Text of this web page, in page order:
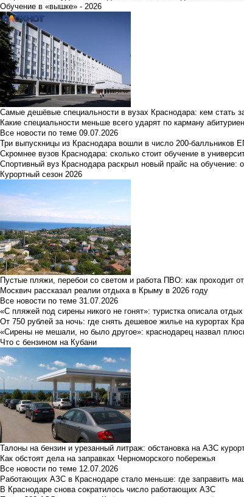
Обучение в «вышке» - 2026
Самые дешёвые специальности в вузах Краснодара: кем стать
Какие специальности меньше всего ударят по карману
Все новости по теме 09.07.2026
Три выпускницы из Краснодара вошли в число 200-балльников
Скромнее вузов Краснодара: сколько стоит обучение в
Спортивный вуз Краснодара раскрыл новый прайс на обучение:
Курортный сезон 2026
Пустые пляжи, перебои со светом и работа ПВО: как проходит
Москвич рассказал реалии отдыха в Крыму в 2026 году
Все новости по теме 31.07.2026
«С пляжей под сирены никого не гонят»: туристка описала
От 750 рублей за ночь: где снять дешевое жилье на курортах
«Сирены не мешали, но было другое»: краснодарец назвал
Что с бензином на Кубани
Талоны на бензин и урезанный литраж: обстановка на АЗС
Как обстоят дела на заправках Черноморского побережья
Все новости по теме 12.07.2026
Работающих АЗС в Краснодаре стало меньше: где заправить
В Краснодаре снова сократилось число работающих АЗС